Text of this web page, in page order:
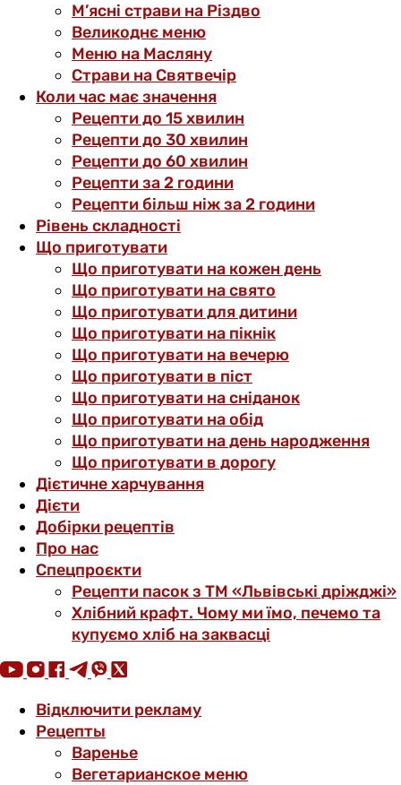
М’ясні страви на Різдво
Великоднє меню
Меню на Масляну
Страви на Святвечір
Коли час має значення
Рецепти до 15 хвилин
Рецепти до 30 хвилин
Рецепти до 60 хвилин
Рецепти за 2 години
Рецепти більш ніж за 2 години
Рівень складності
Що приготувати
Що приготувати на кожен день
Що приготувати на свято
Що приготувати для дитини
Що приготувати на пікнік
Що приготувати на вечерю
Що приготувати в піст
Що приготувати на сніданок
Що приготувати на обід
Що приготувати на день народження
Що приготувати в дорогу
Дієтичне харчування
Дієти
Добірки рецептів
Про нас
Спецпроєкти
Рецепти пасок з ТМ «Львівські дріжджі»
Хлібний крафт. Чому ми їмо, печемо та
купуємо хліб на заквасці
Відключити рекламу
Рецепты
Варенье
Вегетарианское меню